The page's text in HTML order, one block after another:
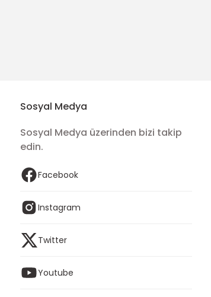
Sosyal Medya
Sosyal Medya üzerinden bizi takip
edin.
Facebook
Instagram
Twitter
Youtube